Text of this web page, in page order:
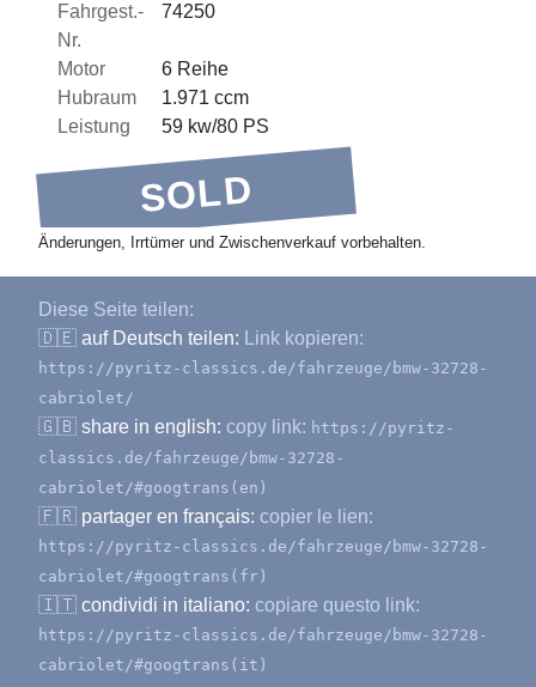
Fahrgest.-
Nr.
74250
Motor
6 Reihe
Hubraum
1.971 ccm
Leistung
59 kw/80 PS
SOLD
Änderungen, Irrtümer und Zwischenverkauf vorbehalten.
Diese Seite teilen:
🇩🇪 auf Deutsch teilen: Link kopieren:
https://pyritz-classics.de/fahrzeuge/bmw-32728-
cabriolet/
🇬🇧 share in english: copy link: https://pyritz-
classics.de/fahrzeuge/bmw-32728-
cabriolet/#googtrans(en)
🇫🇷 partager en français: copier le lien:
https://pyritz-classics.de/fahrzeuge/bmw-32728-
cabriolet/#googtrans(fr)
🇮🇹 condividi in italiano: copiare questo link:
https://pyritz-classics.de/fahrzeuge/bmw-32728-
cabriolet/#googtrans(it)